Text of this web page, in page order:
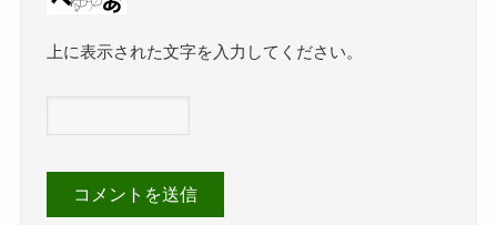
上に表示された文字を入力してください。